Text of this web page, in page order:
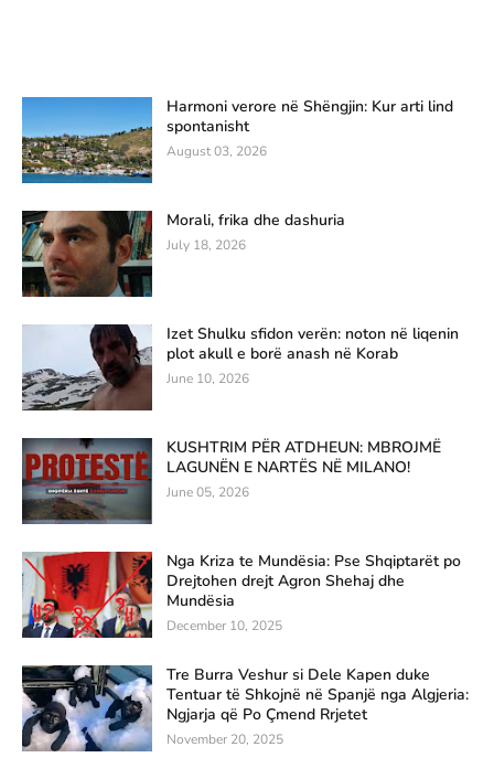
Harmoni verore në Shëngjin: Kur arti lind
spontanisht
August 03, 2026
Morali, frika dhe dashuria
July 18, 2026
Izet Shulku sfidon verën: noton në liqenin
plot akull e borë anash në Korab
June 10, 2026
KUSHTRIM PËR ATDHEUN: MBROJMË
LAGUNËN E NARTËS NË MILANO!
June 05, 2026
Nga Kriza te Mundësia: Pse Shqiptarët po
Drejtohen drejt Agron Shehaj dhe
Mundësia
December 10, 2025
Tre Burra Veshur si Dele Kapen duke
Tentuar të Shkojnë në Spanjë nga Algjeria:
Ngjarja që Po Çmend Rrjetet
November 20, 2025